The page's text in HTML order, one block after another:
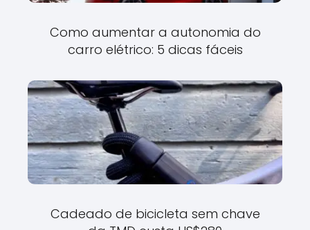
Como aumentar a autonomia do
carro elétrico: 5 dicas fáceis
Cadeado de bicicleta sem chave